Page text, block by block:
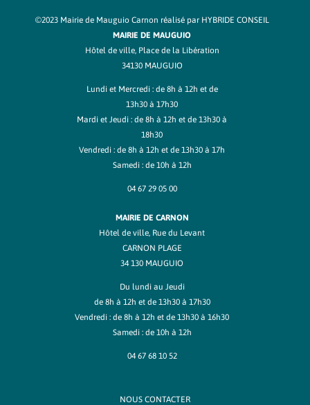
©2023 Mairie de Mauguio Carnon réalisé par HYBRIDE CONSEIL
MAIRIE DE MAUGUIO
Hôtel de ville, Place de la Libération
34130 MAUGUIO
Lundi et Mercredi : de 8h à 12h et de
13h30 à 17h30
Mardi et Jeudi : de 8h à 12h et de 13h30 à
18h30
Vendredi : de 8h à 12h et de 13h30 à 17h
Samedi : de 10h à 12h
04 67 29 05 00
MAIRIE DE CARNON
Hôtel de ville, Rue du Levant
CARNON PLAGE
34 130 MAUGUIO
Du lundi au Jeudi
de 8h à 12h et de 13h30 à 17h30
Vendredi : de 8h à 12h et de 13h30 à 16h30
Samedi : de 10h à 12h
04 67 68 10 52
NOUS CONTACTER